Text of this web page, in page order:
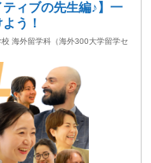
ィブの先生編♪】一
う！
海外留学科（海外300大学留学セ